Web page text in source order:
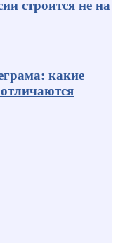
строится не на
какие